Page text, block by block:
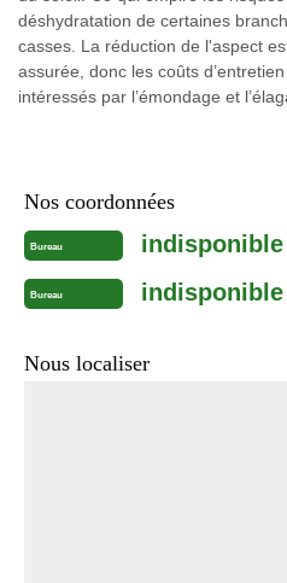
déshydratation de certaines
casses. La réduction de l'aspect
assurée, donc les coûts
intéressés par l’émondage et
Nos coordonnées
Bureau indisponible
Bureau indisponible
Nous localiser